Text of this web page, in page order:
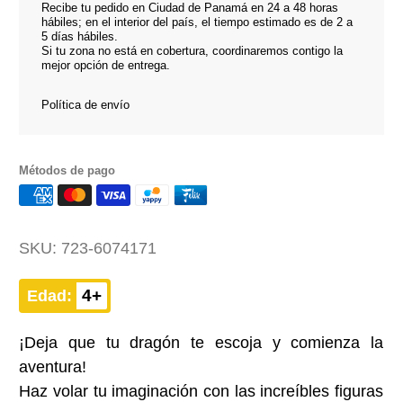
Recibe tu pedido en Ciudad de Panamá en 24 a 48 horas
hábiles; en el interior del país, el tiempo estimado es de 2 a
5 días hábiles.
Si tu zona no está en cobertura, coordinaremos contigo la
mejor opción de entrega.
Política de envío
Métodos de pago
SKU: 723-6074171
Edad: 4+
¡Deja que tu dragón te escoja y comienza la
aventura!
Haz volar tu imaginación con las increíbles figuras